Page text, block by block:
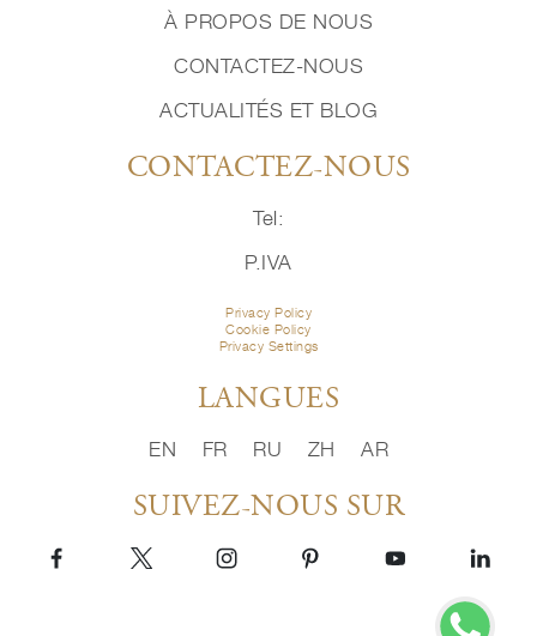
À PROPOS DE NOUS
CONTACTEZ-NOUS
ACTUALITÉS ET BLOG
CONTACTEZ-NOUS
Tel:
P.IVA
Privacy Policy
Cookie Policy
Privacy Settings
LANGUES
EN FR RU ZH AR
SUIVEZ-NOUS SUR